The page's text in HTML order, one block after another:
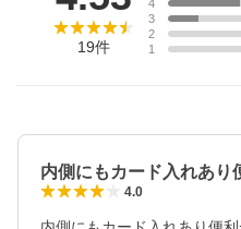
19件
4
3
2
1
内側にもカード入れあ
4.0